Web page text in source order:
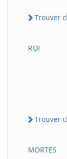
Trouver
ROI
Trouver
MORTES